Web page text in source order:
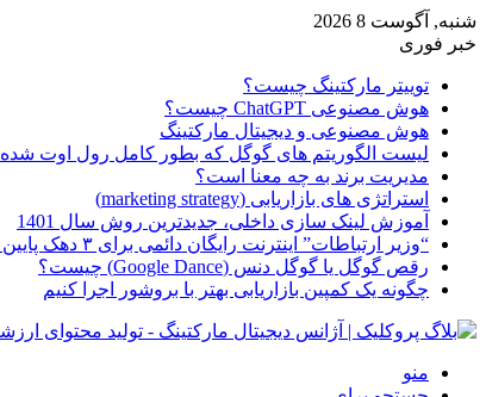
شنبه, آگوست 8 2026
خبر فوری
توییتر مارکتینگ چیست؟
هوش مصنوعی ChatGPT چیست؟
هوش مصنوعی و دیجیتال مارکتینگ
لیست الگوریتم های گوگل که بطور کامل رول اوت شده
مدیریت برند به چه معنا است؟
استراتژی های بازاریابی (marketing strategy)
آموزش لینک سازی داخلی، جدیدترین روش سال 1401
“وزیر ارتباطات” اینترنت رایگان دائمی برای ۳ دهک پایین جامعه از امروز ارائه شده
رقص گوگل یا گوگل دنس (Google Dance) چیست؟
چگونه یک کمپین بازاریابی بهتر با بروشور اجرا کنیم
منو